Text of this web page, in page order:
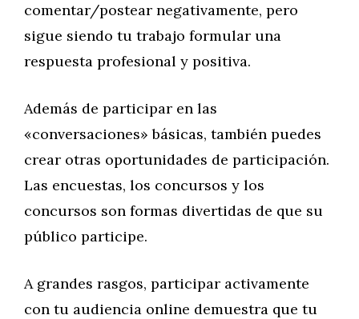
comentar/postear negativamente, pero
sigue siendo tu trabajo formular una
respuesta profesional y positiva.
Además de participar en las
«conversaciones» básicas, también puedes
crear otras oportunidades de participación.
Las encuestas, los concursos y los
concursos son formas divertidas de que su
público participe.
A grandes rasgos, participar activamente
con tu audiencia online demuestra que tu